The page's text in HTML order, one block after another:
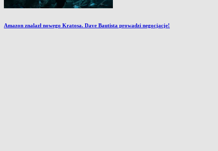
Amazon znalazł nowego Kratosa. Dave Bautista prowadzi negocjacje!